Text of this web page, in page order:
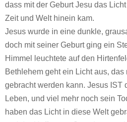
dass mit der Geburt Jesu das
Zeit und Welt hinein kam.
Jesus wurde in eine dunkle,
doch mit seiner Geburt ging ein
Himmel leuchtete auf den
Bethlehem geht ein Licht aus,
gebracht werden kann. Jesus IST
Leben, und viel mehr noch sein
haben das Licht in diese Welt